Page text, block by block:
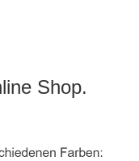
Shop.